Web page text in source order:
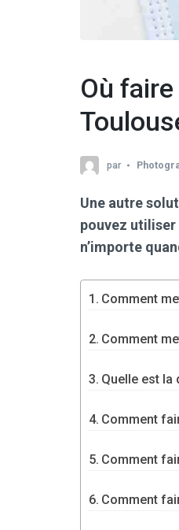
Où
par
Une autre
pouvez utiliser
n’importe
Comment
Comment
Quelle est la
Comment
Comment
Comment